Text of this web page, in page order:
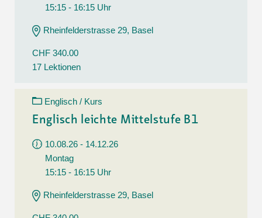
15:15 - 16:15 Uhr
Rheinfelderstrasse 29, Basel
CHF 340.00
17 Lektionen
Englisch / Kurs
Englisch leichte Mittelstufe B1
10.08.26 - 14.12.26
Montag
15:15 - 16:15 Uhr
Rheinfelderstrasse 29, Basel